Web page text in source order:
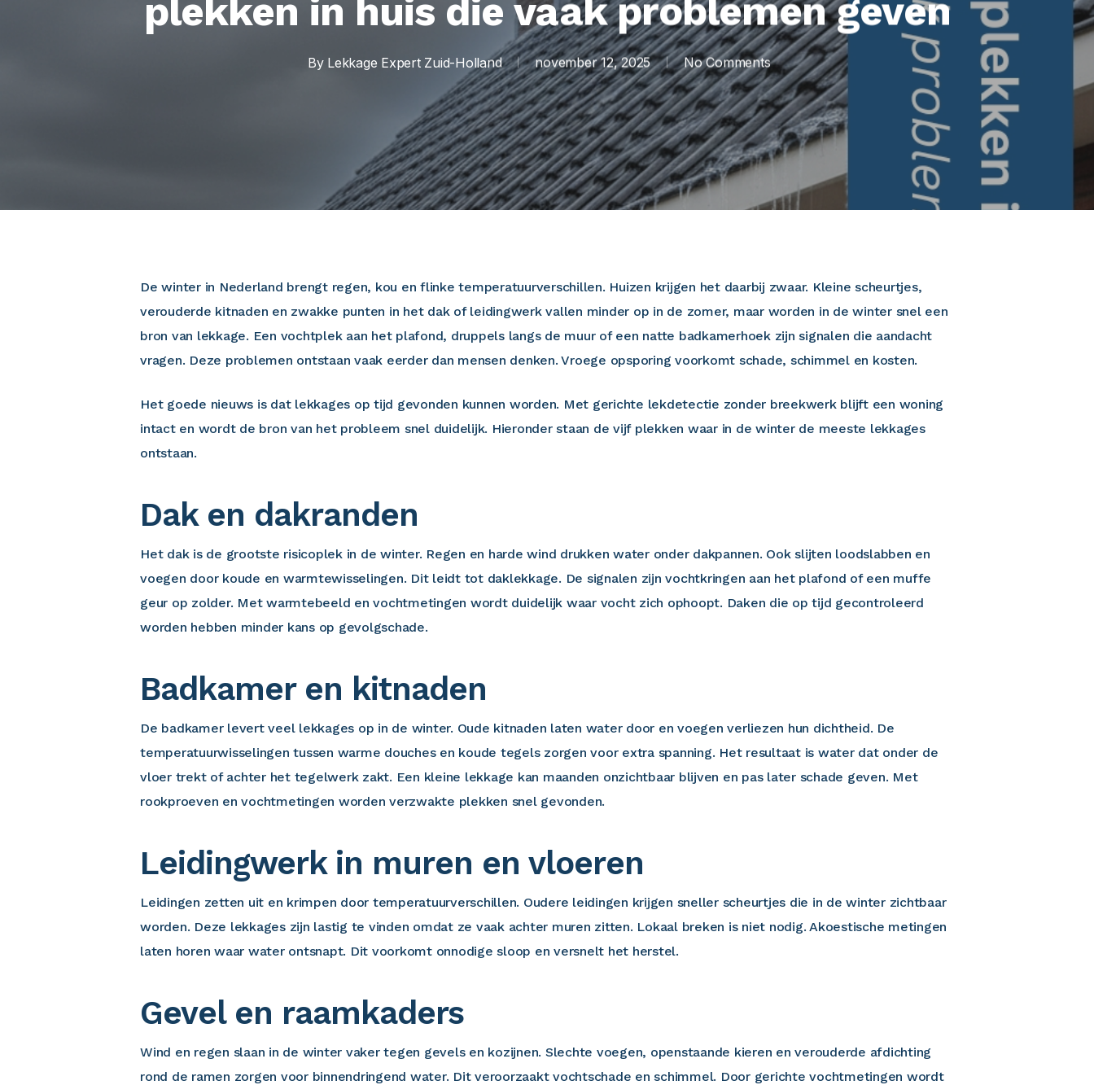
plekken in huis die vaak problemen geven
By Lekkage Expert Zuid-Holland november 12, 2025 No Comments
De winter in Nederland brengt regen, kou en flinke temperatuurverschillen. Huizen krijgen het daarbij zwaar. Kleine scheurtjes,
verouderde kitnaden en zwakke punten in het dak of leidingwerk vallen minder op in de zomer, maar worden in de winter snel een
bron van lekkage. Een vochtplek aan het plafond, druppels langs de muur of een natte badkamerhoek zijn signalen die aandacht
vragen. Deze problemen ontstaan vaak eerder dan mensen denken. Vroege opsporing voorkomt schade, schimmel en kosten.
Het goede nieuws is dat lekkages op tijd gevonden kunnen worden. Met gerichte lekdetectie zonder breekwerk blijft een woning
intact en wordt de bron van het probleem snel duidelijk. Hieronder staan de vijf plekken waar in de winter de meeste lekkages
ontstaan.
Dak en dakranden
Het dak is de grootste risicoplek in de winter. Regen en harde wind drukken water onder dakpannen. Ook slijten loodslabben en
voegen door koude en warmtewisselingen. Dit leidt tot daklekkage. De signalen zijn vochtkringen aan het plafond of een muffe
geur op zolder. Met warmtebeeld en vochtmetingen wordt duidelijk waar vocht zich ophoopt. Daken die op tijd gecontroleerd
worden hebben minder kans op gevolgschade.
Badkamer en kitnaden
De badkamer levert veel lekkages op in de winter. Oude kitnaden laten water door en voegen verliezen hun dichtheid. De
temperatuurwisselingen tussen warme douches en koude tegels zorgen voor extra spanning. Het resultaat is water dat onder de
vloer trekt of achter het tegelwerk zakt. Een kleine lekkage kan maanden onzichtbaar blijven en pas later schade geven. Met
rookproeven en vochtmetingen worden verzwakte plekken snel gevonden.
Leidingwerk in muren en vloeren
Leidingen zetten uit en krimpen door temperatuurverschillen. Oudere leidingen krijgen sneller scheurtjes die in de winter zichtbaar
worden. Deze lekkages zijn lastig te vinden omdat ze vaak achter muren zitten. Lokaal breken is niet nodig. Akoestische metingen
laten horen waar water ontsnapt. Dit voorkomt onnodige sloop en versnelt het herstel.
Gevel en raamkaders
Wind en regen slaan in de winter vaker tegen gevels en kozijnen. Slechte voegen, openstaande kieren en verouderde afdichting
rond de ramen zorgen voor binnendringend water. Dit veroorzaakt vochtschade en schimmel. Door gerichte vochtmetingen wordt